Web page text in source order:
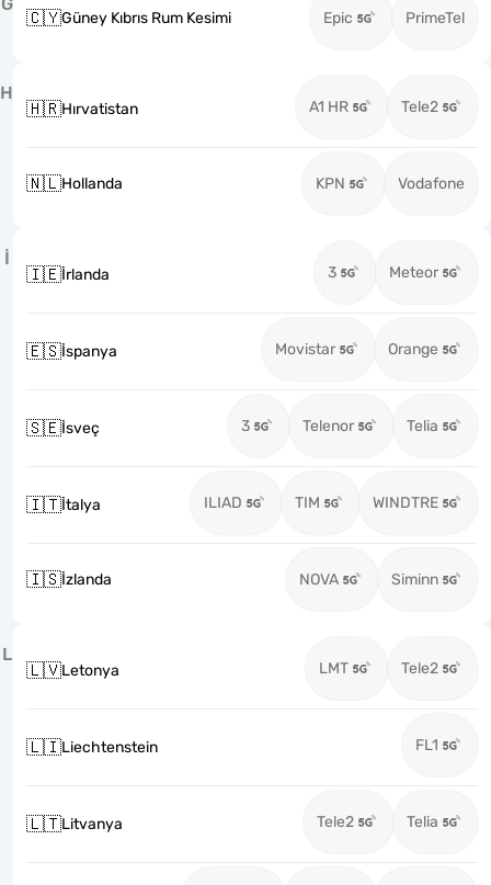
🇨🇾Güney Kıbrıs Rum Kesimi Epic PrimeTel
H
🇭🇷Hırvatistan A1 HR Tele2
🇳🇱Hollanda KPN Vodafone
İ
🇮🇪İrlanda 3 Meteor
🇪🇸İspanya Movistar Orange
🇸🇪İsveç 3 Telenor Telia
🇮🇹İtalya ILIAD TIM WINDTRE
🇮🇸İzlanda NOVA Siminn
L
🇱🇻Letonya LMT Tele2
🇱🇮Liechtenstein FL1
🇱🇹Litvanya Tele2 Telia